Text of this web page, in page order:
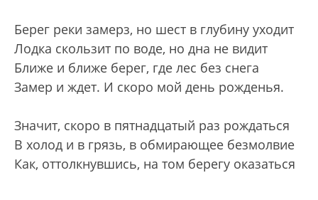
Берег реки замерз, но шест в глубину уходит
Лодка скользит по воде, но дна не видит
Ближе и ближе берег, где лес без снега
Замер и ждет. И скоро мой день рожденья.
Значит, скоро в пятнадцатый раз рождаться
В холод и в грязь, в обмирающее безмолвие
Как, оттолкнувшись, на том берегу оказаться